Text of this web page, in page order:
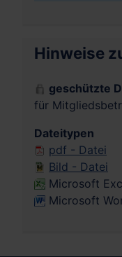
Hinweise
geschützte
für
Dateitypen
pdf - Datei
Bild - Datei
Microsoft
Microsoft